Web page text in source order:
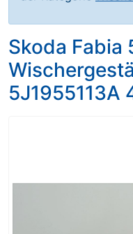
Skoda Fabia
5J1955113A